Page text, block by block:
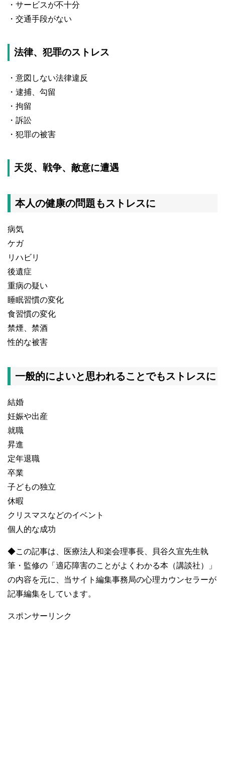
・サービスが不十分
・交通手段がない
法律、犯罪のストレス
・意図しない法律違反
・逮捕、勾留
・拘留
・訴訟
・犯罪の被害
天災、戦争、敵意に遭遇
本人の健康の問題もストレスに
病気
ケガ
リハビリ
後遺症
重病の疑い
睡眠習慣の変化
食習慣の変化
禁煙、禁酒
性的な被害
一般的によいと思われることでもストレスに
結婚
妊娠や出産
就職
昇進
定年退職
卒業
子どもの独立
休暇
クリスマスなどのイベント
個人的な成功
◆この記事は、医療法人和楽会理事長、貝谷久宣先生執
筆・監修の「適応障害のことがよくわかる本（講談社）」
の内容を元に、当サイト編集事務局の心理カウンセラーが
記事編集をしています。
スポンサーリンク